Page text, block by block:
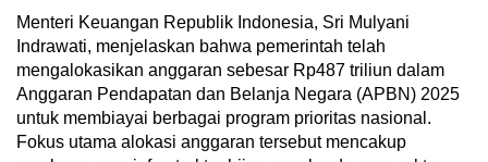
Menteri Keuangan Republik Indonesia, Sri Mulyani
Indrawati, menjelaskan bahwa pemerintah telah
mengalokasikan anggaran sebesar Rp487 triliun dalam
Anggaran Pendapatan dan Belanja Negara (APBN) 2025
untuk membiayai berbagai program prioritas nasional.
Fokus utama alokasi anggaran tersebut mencakup